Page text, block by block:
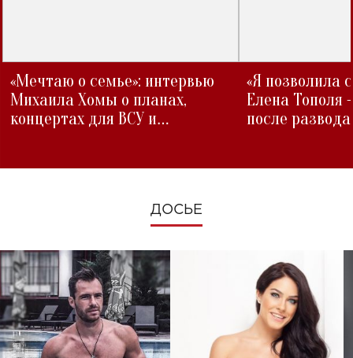
«Мечтаю о семье»: интервью
Михаила Хомы о планах,
концертах для ВСУ и
«Я позволила
Елена Тополя
после развода
ДОСЬЕ